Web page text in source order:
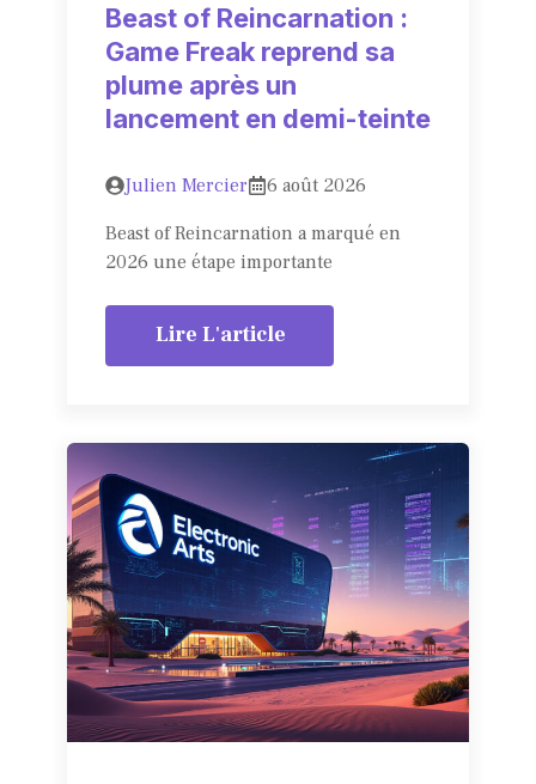
Beast of Reincarnation :
Game Freak reprend sa
plume après un
lancement en demi-teinte
Julien Mercier
6 août 2026
Beast of Reincarnation a marqué en
2026 une étape importante
Lire L'article